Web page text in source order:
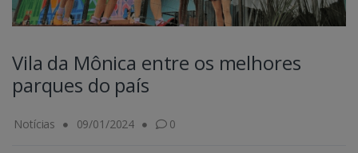
Vila da Mônica entre os melhores
parques do país
Notícias 09/01/2024 0